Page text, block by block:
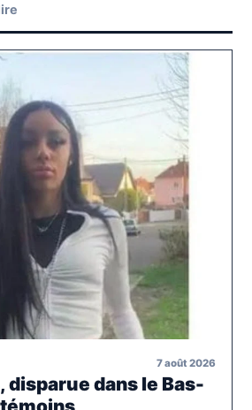
7 août 2026
disparue dans le Bas-